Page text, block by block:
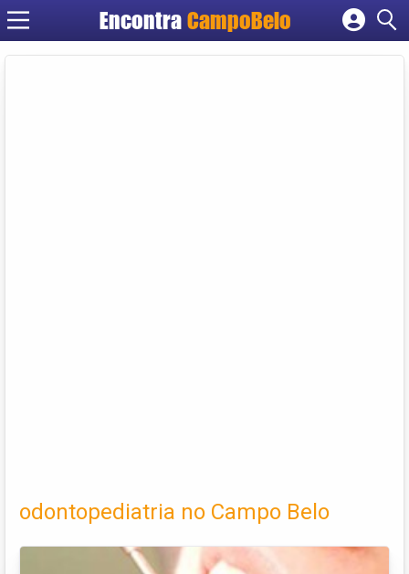
EncontraCampoBelo
Cadastrar empresa
odontopediatria no Campo Belo